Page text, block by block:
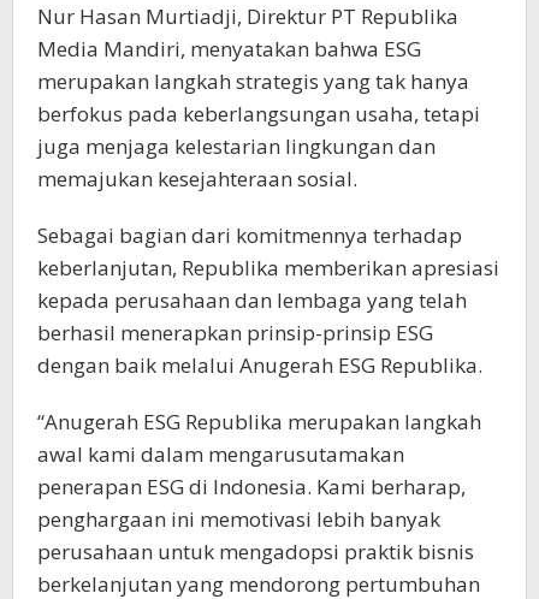
Nur Hasan Murtiadji, Direktur PT Republika
Media Mandiri, menyatakan bahwa ESG
merupakan langkah strategis yang tak hanya
berfokus pada keberlangsungan usaha, tetapi
juga menjaga kelestarian lingkungan dan
memajukan kesejahteraan sosial.
Sebagai bagian dari komitmennya terhadap
keberlanjutan, Republika memberikan apresiasi
kepada perusahaan dan lembaga yang telah
berhasil menerapkan prinsip-prinsip ESG
dengan baik melalui Anugerah ESG Republika.
“Anugerah ESG Republika merupakan langkah
awal kami dalam mengarusutamakan
penerapan ESG di Indonesia. Kami berharap,
penghargaan ini memotivasi lebih banyak
perusahaan untuk mengadopsi praktik bisnis
berkelanjutan yang mendorong pertumbuhan